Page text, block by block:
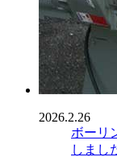
2026.2.26
ボーリ
しまし